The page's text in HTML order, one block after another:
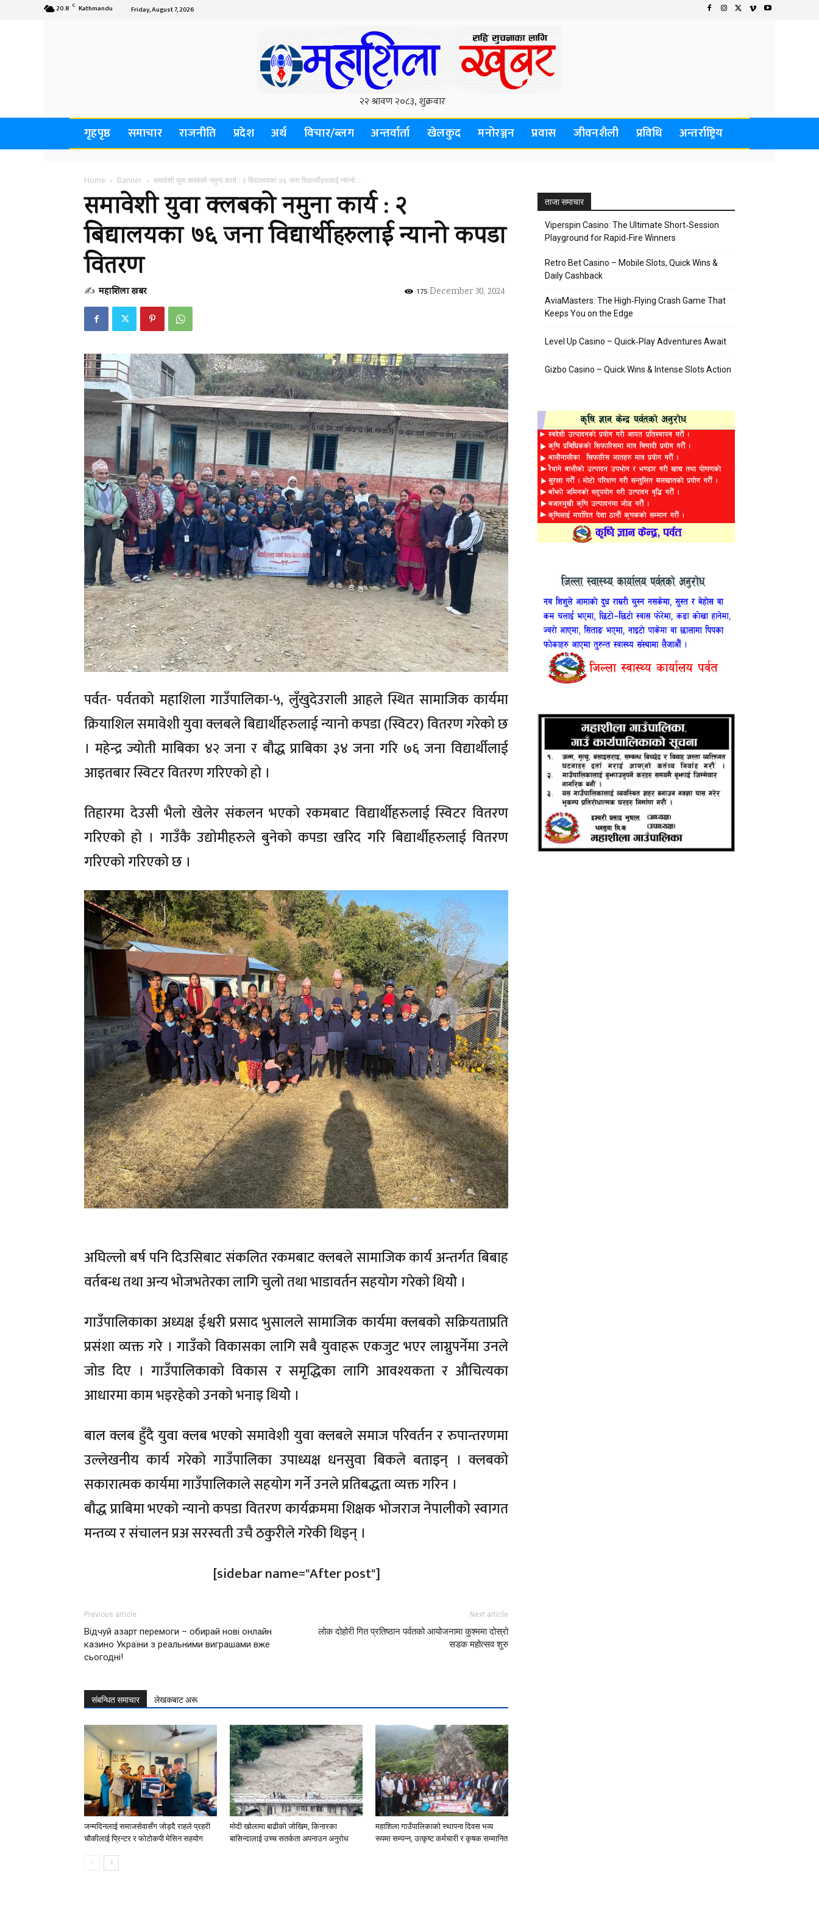
20.8 C Kathmandu Friday, August 7, 2026
गृहपृष्ठ समाचार राजनीति प्रदेश अर्थ विचार/ब्लग अन्तर्वार्ता खेलकुद मनोरञ्जन प्रवास जीवनशैली प्रविधि अन्तर्राष्ट्रिय
Home Banner समावेशी युवा क्लबको नमुना कार्य : २ बिद्यालयका ७६ जना विद्यार्थीहरुलाई न्यानो...
समावेशी युवा क्लबको नमुना कार्य : २
बिद्यालयका ७६ जना विद्यार्थीहरुलाई न्यानो कपडा
वितरण
✍ महाशिला खबर December 30, 2024
175
पर्वत- पर्वतको महाशिला गाउँपालिका-५, लुँखुदेउराली आहले स्थित सामाजिक कार्यमा
क्रियाशिल समावेशी युवा क्लबले बिद्यार्थीहरुलाई न्यानो कपडा (स्विटर) वितरण गरेको छ
। महेन्द्र ज्योती माबिका ४२ जना र बौद्ध प्राबिका ३४ जना गरि ७६ जना विद्यार्थीलाई
आइतबार स्विटर वितरण गरिएको हो ।
तिहारमा देउसी भैलो खेलेर संकलन भएको रकमबाट विद्यार्थीहरुलाई स्विटर वितरण
गरिएको हो । गाउँकै उद्योमीहरुले बुनेको कपडा खरिद गरि बिद्यार्थीहरुलाई वितरण
गरिएको गरिएको छ ।
अघिल्लो बर्ष पनि दिउसिबाट संकलित रकमबाट क्लबले सामाजिक कार्य अन्तर्गत बिबाह
वर्तबन्ध तथा अन्य भोजभतेरका लागि चुलो तथा भाडावर्तन सहयोग गरेको थियोे ।
गाउँपालिकाका अध्यक्ष ईश्वरी प्रसाद भुसालले सामाजिक कार्यमा क्लबको सक्रियताप्रति
प्रसंशा व्यक्त गरे । गाउँको विकासका लागि सबै युवाहरू एकजुट भएर लाग्नुपर्नेमा उनले
जोड दिए । गाउँपालिकाको विकास र समृद्धिका लागि आवश्यकता र औचित्यका
आधारमा काम भइरहेको उनको भनाइ थियोे ।
बाल क्लब हुँदै युवा क्लब भएको समावेशी युवा क्लबले समाज परिवर्तन र रुपान्तरणमा
उल्लेखनीय कार्य गरेको गाउँपालिका उपाध्यक्ष धनसुवा बिकले बताइन् । क्लबको
सकारात्मक कार्यमा गाउँपालिकाले सहयोग गर्ने उनले प्रतिबद्धता व्यक्त गरिन ।
बौद्ध प्राबिमा भएको न्यानो कपडा वितरण कार्यक्रममा शिक्षक भोजराज नेपालीको स्वागत
मन्तव्य र संचालन प्रअ सरस्वती उचै ठकुरीले गरेकी थिइन् ।
[sidebar name="After post"]
Previous article
Відчуй азарт перемоги – обирай нові онлайн
казино України з реальними виграшами вже
сьогодні!
Next article
लोक दोहोरी गित प्रतिष्ठान पर्वतको आयोजनामा कुश्ममा दोस्रो
सडक महोत्सव शुरु
संबन्धित समाचार लेखकबाट अरू
जन्मदिनलाई समाजसेवासँग जोड्दै राहले प्रहरी
चौकीलाई प्रिन्टर र फोटोकपी मेसिन सहयोग
मोदी खोलामा बाढीको जोखिम, किनारका
बासिन्दालाई उच्च सतर्कता अपनाउन अनुरोध
महाशिला गाउँपालिकाको स्थापना दिवस भव्य
रूपमा सम्पन्न, उत्कृष्ट कर्मचारी र कृषक सम्मानित
ताजा समाचार
Viperspin Casino: The Ultimate Short‑Session
Playground for Rapid‑Fire Winners
Retro Bet Casino – Mobile Slots, Quick Wins &
Daily Cashback
AviaMasters: The High‑Flying Crash Game That
Keeps You on the Edge
Level Up Casino – Quick‑Play Adventures Await
Gizbo Casino – Quick Wins & Intense Slots Action